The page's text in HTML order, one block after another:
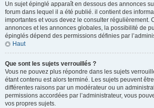
Un sujet épinglé apparaît en dessous des annonces
forum dans lequel il a été publié. il contient des
importantes et vous devez le consulter régulièrement.
annonces et les annonces globales, la possibilité de
épinglés dépend des permissions définies par
Haut
Que sont les sujets verrouillés ?
Vous ne pouvez plus répondre dans les sujets
étant contenu est alors terminé. Les sujets peuvent
différentes raisons par un modérateur ou un
permissions accordées par l’administrateur, vous
vos propres sujets.